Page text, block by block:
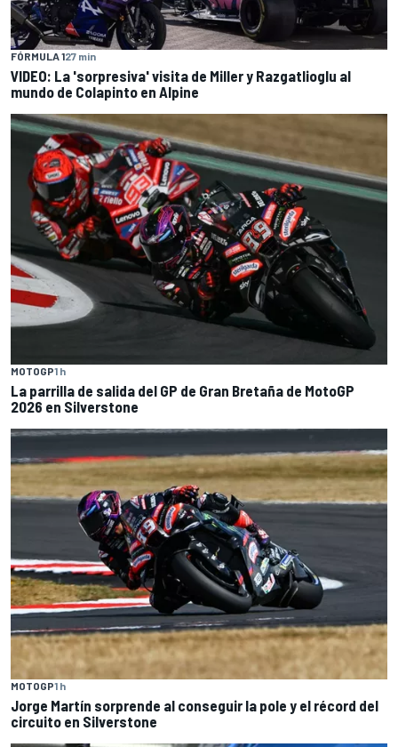
FÓRMULA 127 min
VIDEO: La 'sorpresiva' visita de Miller y Razgatlioglu al
mundo de Colapinto en Alpine
MOTOGP1 h
La parrilla de salida del GP de Gran Bretaña de MotoGP
2026 en Silverstone
MOTOGP1 h
Jorge Martín sorprende al conseguir la pole y el récord del
circuito en Silverstone